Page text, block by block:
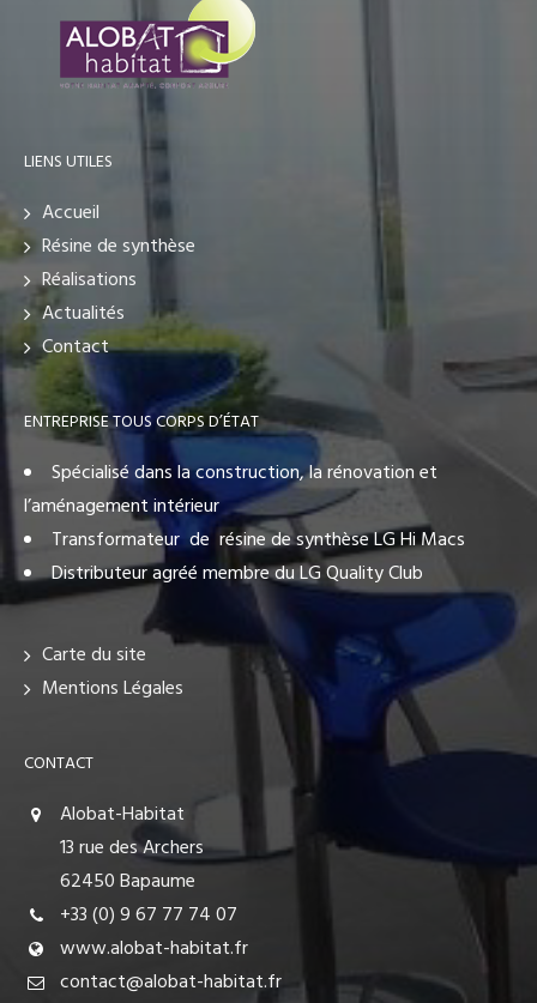
LIENS UTILES
Accueil
Résine de synthèse
Réalisations
Actualités
Contact
ENTREPRISE TOUS CORPS D’ÉTAT
Spécialisé dans la construction, la rénovation et
l’aménagement intérieur
Transformateur de résine de synthèse LG Hi Macs
Distributeur agréé membre du LG Quality Club
Carte du site
Mentions Légales
CONTACT
Alobat-Habitat
13 rue des Archers
62450 Bapaume
+33 (0) 9 67 77 74 07
www.alobat-habitat.fr
contact@alobat-habitat.fr